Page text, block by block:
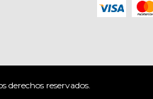
derechos reservados.